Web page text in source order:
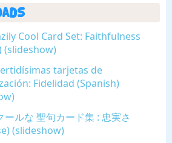
Cool Card Set: Faithfulness
(slideshow)
tarjetas de
Fidelidad (Spanish)
ールな 聖句カード集 : 忠実さ
(slideshow)